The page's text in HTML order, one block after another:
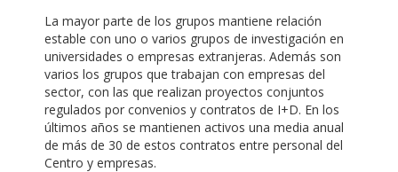
La mayor parte de los grupos mantiene relación
estable con uno o varios grupos de investigación en
universidades o empresas extranjeras. Además son
varios los grupos que trabajan con empresas del
sector, con las que realizan proyectos conjuntos
regulados por convenios y contratos de I+D. En los
últimos años se mantienen activos una media anual
de más de 30 de estos contratos entre personal del
Centro y empresas.